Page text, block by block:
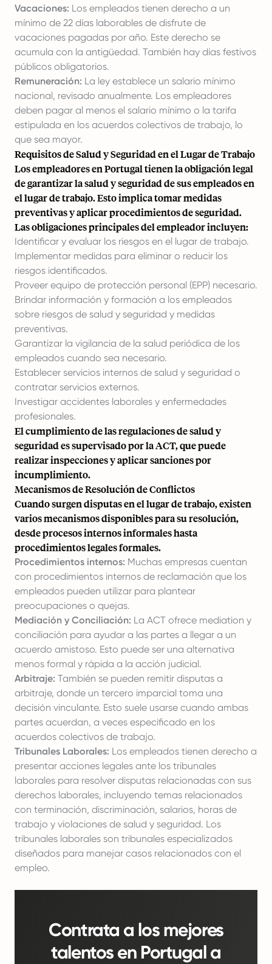
Vacaciones: Los empleados tienen derecho a un
mínimo de 22 días laborables de disfrute de
vacaciones pagadas por año. Este derecho se
acumula con la antigüedad. También hay días festivos
públicos obligatorios.
Remuneración: La ley establece un salario mínimo
nacional, revisado anualmente. Los empleadores
deben pagar al menos el salario mínimo o la tarifa
estipulada en los acuerdos colectivos de trabajo, lo
que sea mayor.
Requisitos de Salud y Seguridad en el Lugar de Trabajo
Los empleadores en Portugal tienen la obligación legal
de garantizar la salud y seguridad de sus empleados en
el lugar de trabajo. Esto implica tomar medidas
preventivas y aplicar procedimientos de seguridad.
Las obligaciones principales del empleador incluyen:
Identificar y evaluar los riesgos en el lugar de trabajo.
Implementar medidas para eliminar o reducir los
riesgos identificados.
Proveer equipo de protección personal (EPP) necesario.
Brindar información y formación a los empleados
sobre riesgos de salud y seguridad y medidas
preventivas.
Garantizar la vigilancia de la salud periódica de los
empleados cuando sea necesario.
Establecer servicios internos de salud y seguridad o
contratar servicios externos.
Investigar accidentes laborales y enfermedades
profesionales.
El cumplimiento de las regulaciones de salud y
seguridad es supervisado por la ACT, que puede
realizar inspecciones y aplicar sanciones por
incumplimiento.
Mecanismos de Resolución de Conflictos
Cuando surgen disputas en el lugar de trabajo, existen
varios mecanismos disponibles para su resolución,
desde procesos internos informales hasta
procedimientos legales formales.
Procedimientos internos: Muchas empresas cuentan
con procedimientos internos de reclamación que los
empleados pueden utilizar para plantear
preocupaciones o quejas.
Mediación y Conciliación: La ACT ofrece mediation y
conciliación para ayudar a las partes a llegar a un
acuerdo amistoso. Esto puede ser una alternativa
menos formal y rápida a la acción judicial.
Arbitraje: También se pueden remitir disputas a
arbitraje, donde un tercero imparcial toma una
decisión vinculante. Esto suele usarse cuando ambas
partes acuerdan, a veces especificado en los
acuerdos colectivos de trabajo.
Tribunales Laborales: Los empleados tienen derecho a
presentar acciones legales ante los tribunales
laborales para resolver disputas relacionadas con sus
derechos laborales, incluyendo temas relacionados
con terminación, discriminación, salarios, horas de
trabajo y violaciones de salud y seguridad. Los
tribunales laborales son tribunales especializados
diseñados para manejar casos relacionados con el
empleo.
Contrata a los mejores
talentos en Portugal a